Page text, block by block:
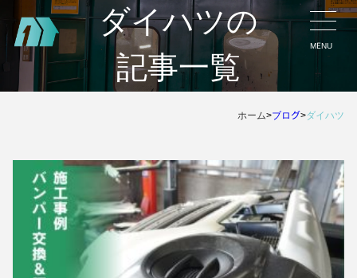
MENU
ダイハツの
記事一覧
ホーム>ブログ>ダイハツ